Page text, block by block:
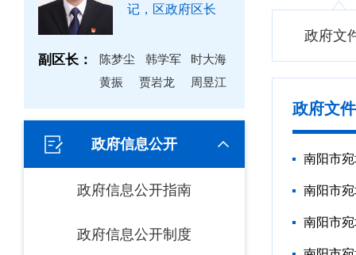
记，区政府区长
副区长： 陈梦尘 韩学军
时大海
黄振
贾岩龙 周昱江
政府信息公开
政府信息公开指南
政府信息公开制度
政府文
政府文件
南阳市
南阳市
南阳市